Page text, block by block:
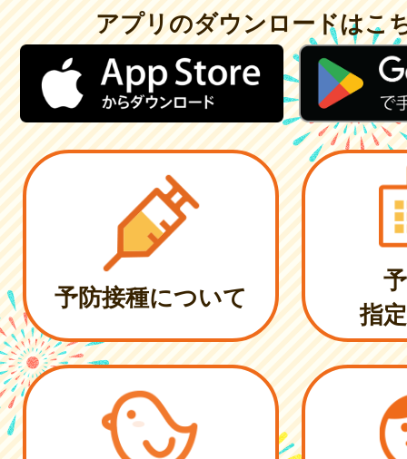
アプリのダウンロードはこ
予防接種について
指